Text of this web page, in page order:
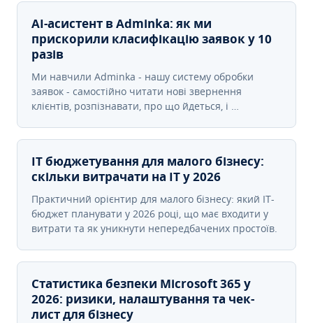
AI-асистент в Adminka: як ми
прискорили класифікацію заявок у 10
разів
Ми навчили Adminka - нашу систему обробки
заявок - самостійно читати нові звернення
клієнтів, розпізнавати, про що йдеться, і …
IT бюджетування для малого бізнесу:
скільки витрачати на IT у 2026
Практичний орієнтир для малого бізнесу: який IT-
бюджет планувати у 2026 році, що має входити у
витрати та як уникнути непередбачених простоїв.
Статистика безпеки Microsoft 365 у
2026: ризики, налаштування та чек-
лист для бізнесу